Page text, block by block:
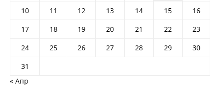
10
11 12 13 14 15
16
17
18 19 20 21 22
23
24
25 26 27 28 29
30
31
« Апр